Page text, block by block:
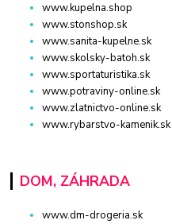
www.kupelna.shop
www.stonshop.sk
www.sanita-kupelne.sk
www.skolsky-batoh.sk
www.sportaturistika.sk
www.potraviny-online.sk
www.zlatnictvo-online.sk
www.rybarstvo-kamenik.sk
DOM, ZÁHRADA
www.dm-drogeria.sk